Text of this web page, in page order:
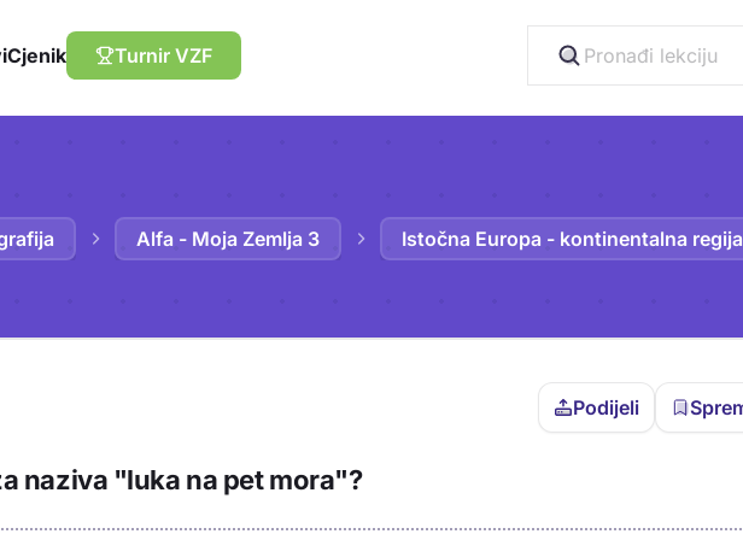
Cjenik Turnir VZF
Alfa - Moja Zemlja 3 Istočna Europa - kontinentalna regija
Podijeli
naziva "luka na pet mora"?